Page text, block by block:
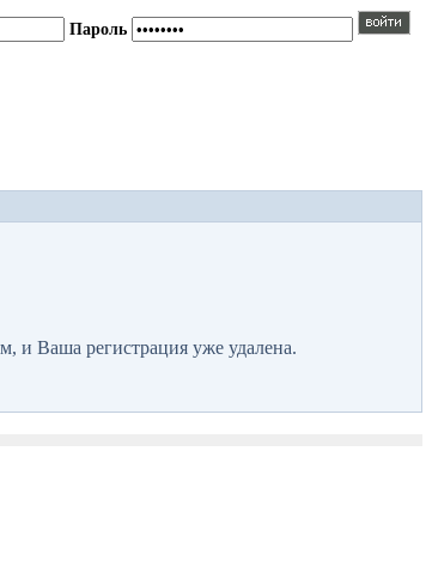
Пароль
и Ваша регистрация уже удалена.